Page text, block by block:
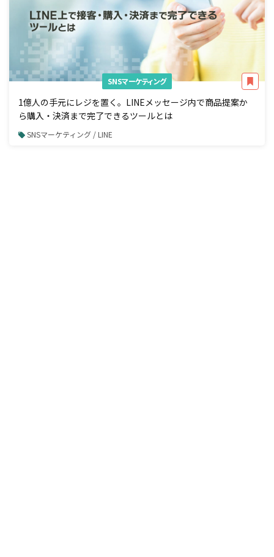
SNSマーケティング
1億人の手元にレジを置く。LINEメッセージ内で商品提案か
ら購入・決済まで完了できるツールとは
SNSマーケティング / LINE